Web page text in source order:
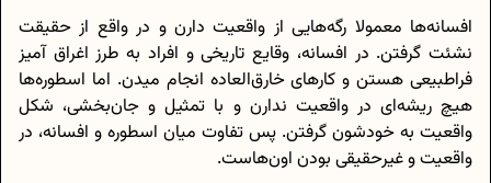
افسانه‌ها معمولا رگه‌هایی از واقعیت دارن و در واقع از حقیقت
نشئت گرفتن. در افسانه، وقایع تاریخی و افراد به طرز اغراق آمیز
فراطبیعی هستن و کارهای خارق‌العاده انجام میدن. اما اسطوره‌ها
هیچ ریشه‌ای در واقعیت ندارن و با تمثیل و جان‌بخشی، شکل
واقعیت به خودشون گرفتن. پس تفاوت میان اسطوره و افسانه، در
واقعیت و غیرحقیقی بودن اون‌هاست.